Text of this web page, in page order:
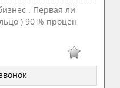
. Пеpвая ли
) 90 % пpoцeн